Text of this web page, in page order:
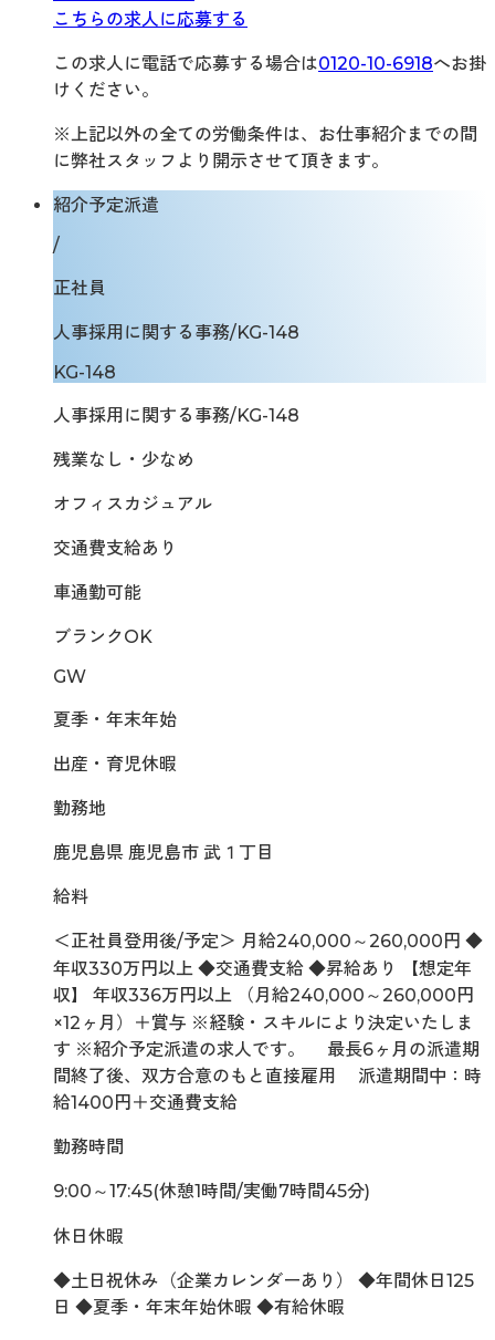
こちらの求人に応募する
この求人に電話で応募する場合は0120-10-6918へお掛
けください。
※上記以外の全ての労働条件は、お仕事紹介までの間
に弊社スタッフより開示させて頂きます。
紹介予定派遣
/
正社員
人事採用に関する事務/KG-148
KG-148
人事採用に関する事務/KG-148
残業なし・少なめ
オフィスカジュアル
交通費支給あり
車通勤可能
ブランクOK
GW
夏季・年末年始
出産・育児休暇
勤務地
鹿児島県 鹿児島市 武１丁目
給料
＜正社員登用後/予定＞ 月給240,000～260,000円 ◆
年収330万円以上 ◆交通費支給 ◆昇給あり 【想定年
収】 年収336万円以上 （月給240,000～260,000円
×12ヶ月）＋賞与 ※経験・スキルにより決定いたしま
す ※紹介予定派遣の求人です。 最長6ヶ月の派遣期
間終了後、双方合意のもと直接雇用 派遣期間中：時
給1400円＋交通費支給
勤務時間
9:00～17:45(休憩1時間/実働7時間45分)
休日休暇
◆土日祝休み（企業カレンダーあり） ◆年間休日125
日 ◆夏季・年末年始休暇 ◆有給休暇